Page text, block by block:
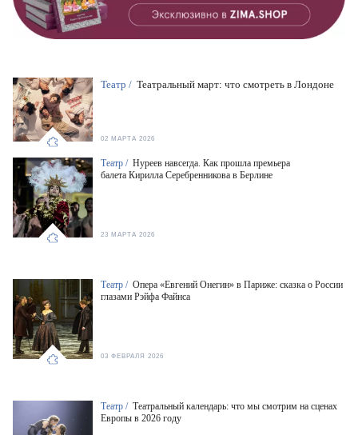
Театр / Нуреев навсегда. Как прошла премьера
балета Кирилла Серебренникова в Берлине
23 МАРТА 2026
Театр / Театральный март: что смотреть в Лондоне
02 МАРТА 2026
Театр / Опера «Евгений Онегин» в Париже: сказка о России
глазами Рэйфа Файнса
03 ФЕВРАЛЯ 2026
Театр / Театральный календарь: что мы смотрим на сценах
Европы в 2026 году